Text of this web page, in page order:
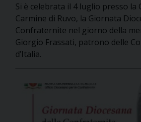
Si è celebrata il 4 luglio presso la
Carmine di Ruvo, la Giornata
Confraternite nel giorno della
Giorgio Frassati, patrono delle
d’Italia.